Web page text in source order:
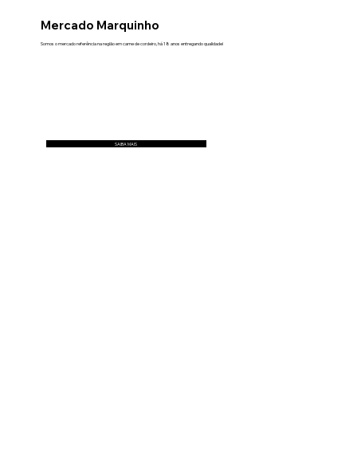
Mercado Marquinho
Somos o mercado referência na região em carne de cordeiro, há 18 anos entregando qualidade!
SAIBA MAIS